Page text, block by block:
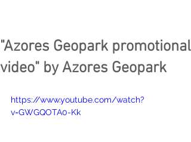
"Azores Geopark promotional
video" by Azores Geopark
https://www.youtube.com/watch?
v=GWGQOTA0-Kk